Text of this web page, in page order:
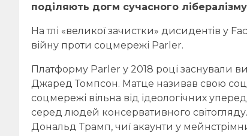
поділяють догм сучасного
На тлі «великої зачистки» дисидентів у
війну проти соцмережі Parler.
Платформу Parler у 2018 році заснували
Джаред Томпсон. Матце називав свою
соцмережі вільна від ідеологічних
серед людей консервативного
Дональд Трамп, чиї акаунти у